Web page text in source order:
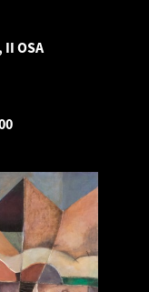
II OSA